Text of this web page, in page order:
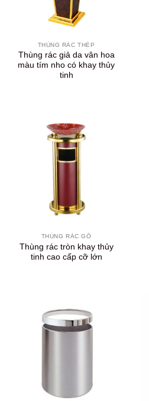
THÙNG RÁC THÉP
Thùng rác giả da vân hoa
màu tím nho có khay thủy
tinh
THÙNG RÁC GỖ
Thùng rác tròn khay thủy
tinh cao cấp cỡ lớn